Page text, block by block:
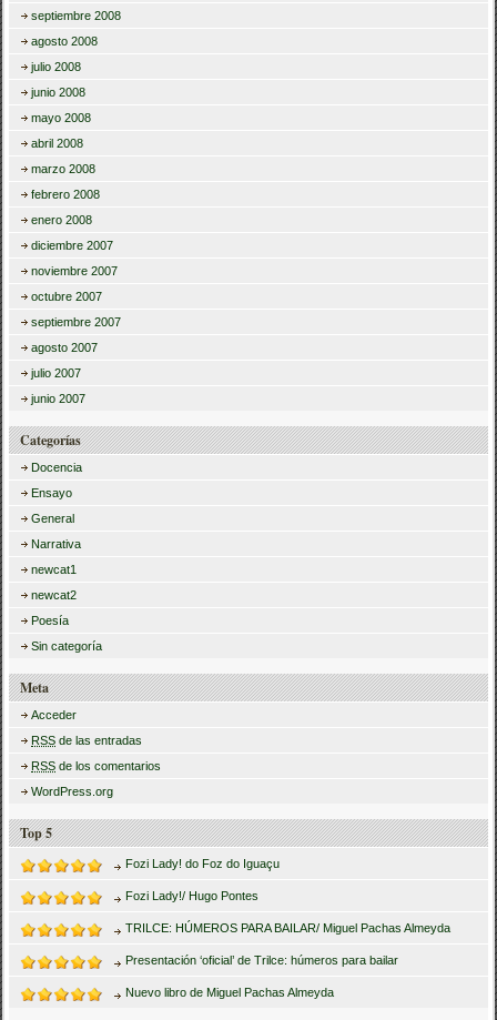
septiembre 2008
agosto 2008
julio 2008
junio 2008
mayo 2008
abril 2008
marzo 2008
febrero 2008
enero 2008
diciembre 2007
noviembre 2007
octubre 2007
septiembre 2007
agosto 2007
julio 2007
junio 2007
Categorías
Docencia
Ensayo
General
Narrativa
newcat1
newcat2
Poesía
Sin categoría
Meta
Acceder
RSS de las entradas
RSS de los comentarios
WordPress.org
Top 5
Fozi Lady! do Foz do Iguaçu
Fozi Lady!/ Hugo Pontes
TRILCE: HÚMEROS PARA BAILAR/ Miguel Pachas Almeyda
Presentación ‘oficial’ de Trilce: húmeros para bailar
Nuevo libro de Miguel Pachas Almeyda